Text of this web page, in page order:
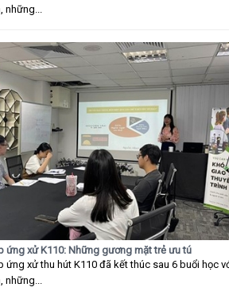
ứng xử K110: Những gương mặt trẻ ưu tú
ứng xử thu hút K110 đã kết thúc sau 6 buổi học
những...